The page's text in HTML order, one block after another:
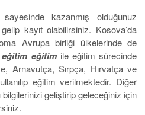
sayesinde kazanmış olduğunuz
kayıt olabilirsiniz. Kosova’da
Avrupa birliği ülkelerinde de
eğitim eğitim ile eğitim sürecinde
Arnavutça, Sırpça, Hırvatça ve
eğitim verilmektedir. Diğer
geliştirip geleceğiniz için